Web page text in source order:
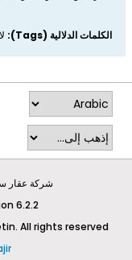
الكلمات الدلالية (Tags):
شركة عقار
6.2.2
All rights reserved.